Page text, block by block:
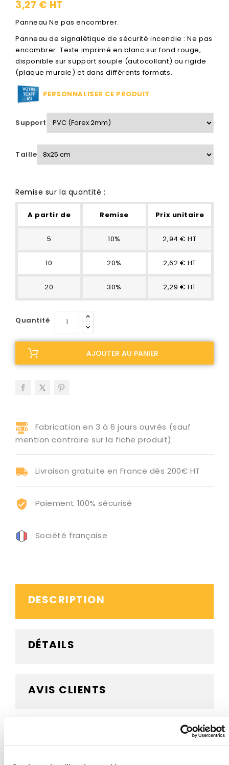
3,27 € HT
Panneau Ne pas encombrer.
Panneau de signalétique de sécurité incendie : Ne pas
encombrer. Texte imprimé en blanc sur fond rouge,
disponible sur support souple (autocollant) ou rigide
(plaque murale) et dans différents formats.
PERSONNALISER CE PRODUIT
Support
Taille
Remise sur la quantité :
A partir de Remise Prix unitaire
5 10% 2,94 € HT
10 20% 2,62 € HT
20 30% 2,29 € HT
Quantité
AJOUTER AU PANIER
Fabrication en 3 à 6 jours ouvrés (sauf
mention contraire sur la fiche produit)
Livraison gratuite en France dès 200€ HT
Paiement 100% sécurisé
Société française
DESCRIPTION
DÉTAILS
AVIS CLIENTS